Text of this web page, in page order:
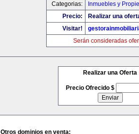
Categorias:
Inmuebles y
Precio:
Realizar una
Visitar!
Serán consideradas
Realizar una Oferta
Precio Ofrecido $
Otros dominios en venta: